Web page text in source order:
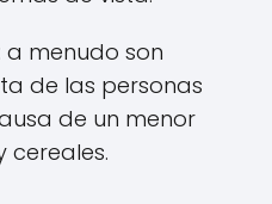
a menudo son
de las personas
de un menor
cereales.